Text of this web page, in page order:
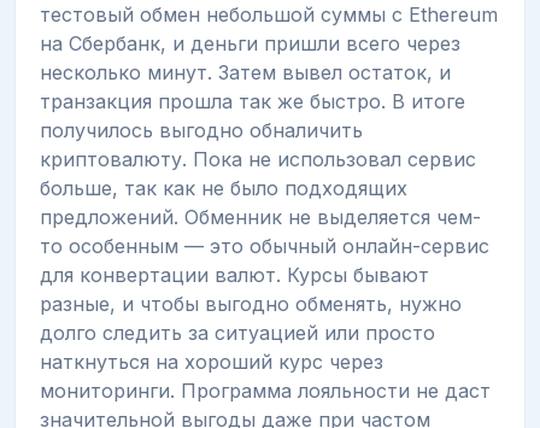
тестовый обмен небольшой суммы с Ethereum
на Сбербанк, и деньги пришли всего через
несколько минут. Затем вывел остаток, и
транзакция прошла так же быстро. В итоге
получилось выгодно обналичить
криптовалюту. Пока не использовал сервис
больше, так как не было подходящих
предложений. Обменник не выделяется чем-
то особенным — это обычный онлайн-сервис
для конвертации валют. Курсы бывают
разные, и чтобы выгодно обменять, нужно
долго следить за ситуацией или просто
наткнуться на хороший курс через
мониторинги. Программа лояльности не даст
значительной выгоды даже при частом